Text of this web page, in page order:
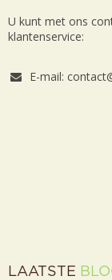
U kunt met ons
klantenservice:
E-mail:
LAATSTE